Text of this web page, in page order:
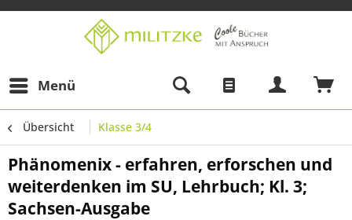
Menü
Übersicht Klasse 3/4
Phänomenix - erfahren, erforschen und
weiterdenken im SU, Lehrbuch; Kl. 3;
Sachsen-Ausgabe